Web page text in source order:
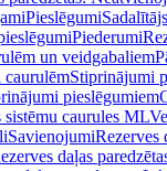
Pieslēgumi
Piederumi
un veidgabaliem
caurulēmStiprinājumi
pieslēgumiem
sistēmu caurules ML
SavienojumiRezerves
daļas